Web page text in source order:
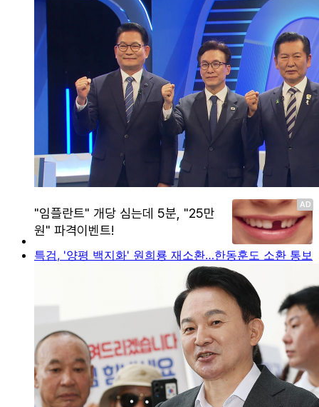
특검, '양평 백지화' 원희룡 재소환…한동훈도 소환 통보